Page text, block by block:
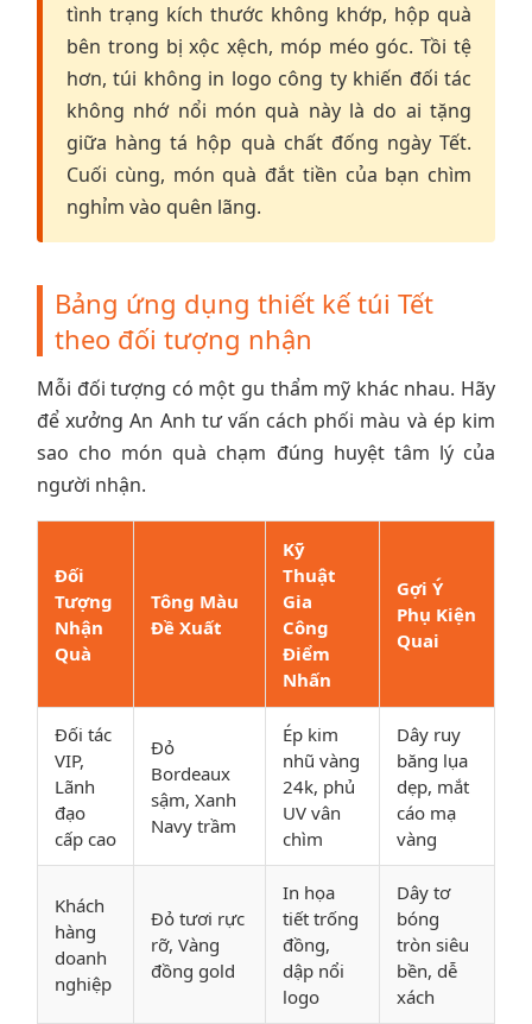
tình trạng kích thước không khớp, hộp quà
bên trong bị xộc xệch, móp méo góc. Tồi tệ
hơn, túi không in logo công ty khiến đối tác
không nhớ nổi món quà này là do ai tặng
giữa hàng tá hộp quà chất đống ngày Tết.
Cuối cùng, món quà đắt tiền của bạn chìm
nghỉm vào quên lãng.
Bảng ứng dụng thiết kế túi Tết
theo đối tượng nhận
Mỗi đối tượng có một gu thẩm mỹ khác nhau. Hãy
để xưởng An Anh tư vấn cách phối màu và ép kim
sao cho món quà chạm đúng huyệt tâm lý của
người nhận.
Đối
Tượng
Nhận
Quà
Tông Màu
Đề Xuất
Kỹ
Thuật
Gia
Công
Điểm
Nhấn
Gợi Ý
Phụ Kiện
Quai
Đối tác
VIP,
Lãnh
đạo
cấp cao
Đỏ
Bordeaux
sậm, Xanh
Navy trầm
Ép kim
nhũ vàng
24k, phủ
UV vân
chìm
Dây ruy
băng lụa
dẹp, mắt
cáo mạ
vàng
Khách
hàng
doanh
nghiệp
Đỏ tươi rực
rỡ, Vàng
đồng gold
In họa
tiết trống
đồng,
dập nổi
logo
Dây tơ
bóng
tròn siêu
bền, dễ
xách